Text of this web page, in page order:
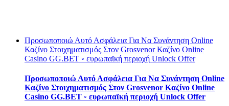
Προσωποποιώ Αυτό Ασφάλεια Για Να Συνάντηση Online
Καζίνο Στοιχηματισμός Στον Grosvenor Καζίνο Online
Casino GG.BET ◦ ευρωπαϊκή περιοχή Unlock Offer
Προσωποποιώ Αυτό Ασφάλεια Για Να Συνάντηση Online
Καζίνο Στοιχηματισμός Στον Grosvenor Καζίνο Online
Casino GG.BET ◦ ευρωπαϊκή περιοχή Unlock Offer